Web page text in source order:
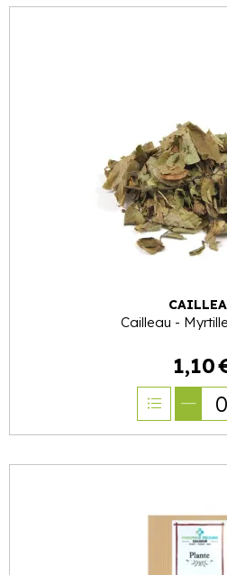
Cailleau -
1,10
0